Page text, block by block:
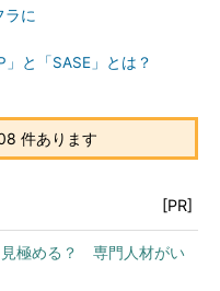
ラに
」と「SASE」とは？
件あります
[PR]
見極める？ 専門人材がい